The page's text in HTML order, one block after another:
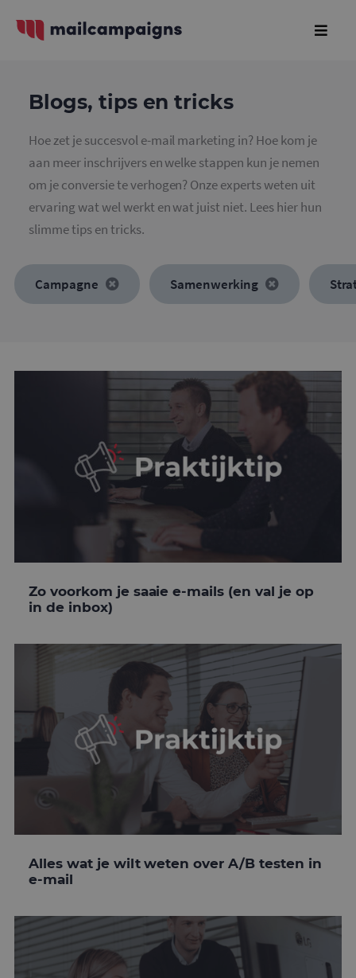
Blogs, tips en tricks
Hoe zet je succesvol e-mail marketing in? Hoe kom je
aan meer inschrijvers en welke stappen kun je nemen
om je conversie te verhogen? Onze experts weten uit
ervaring wat wel werkt en wat juist niet. Lees hier hun
slimme tips en tricks.
Campagne Samenwerking
Zo voorkom je saaie e-mails (en val je op
in de inbox)
Alles wat je wilt weten over A/B testen in
e-mail